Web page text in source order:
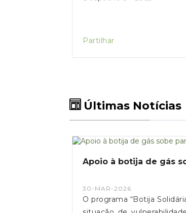
Partilhar
Últimas Notícias
Apoio à botija de gás
30-MAR-2026
O programa “Botija